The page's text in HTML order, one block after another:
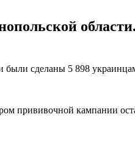
были сделаны 5 898
прививочной кампании